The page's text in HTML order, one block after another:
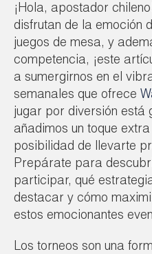
¡Hola, apostador
disfrutan de la emoción
juegos de mesa, y
competencia, ¡este
a sumergirnos en el
semanales que ofrece
jugar por diversión está
añadimos un toque
posibilidad de llevarte
Prepárate para
participar, qué
destacar y cómo
estos emocionantes
Los torneos son una